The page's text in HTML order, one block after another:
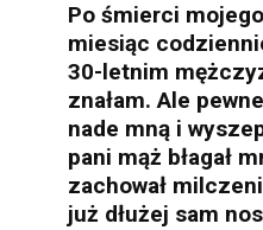
Po śmierci
miesiąc
30-letnim
znałam. Ale
nade mną i
pani mąż błagał
zachował
już dłużej sam